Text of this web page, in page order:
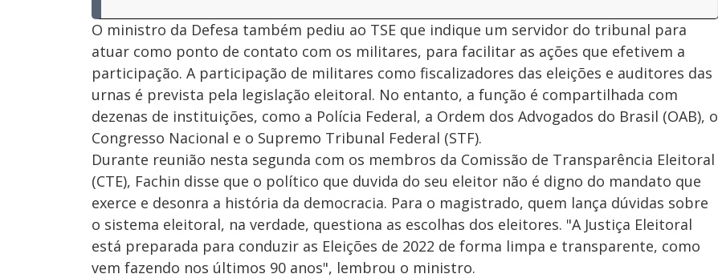
O ministro da Defesa também pediu ao TSE que indique um servidor do tribunal para
atuar como ponto de contato com os militares, para facilitar as ações que efetivem a
participação. A participação de militares como fiscalizadores das eleições e auditores das
urnas é prevista pela legislação eleitoral. No entanto, a função é compartilhada com
dezenas de instituições, como a Polícia Federal, a Ordem dos Advogados do Brasil (OAB), o
Congresso Nacional e o Supremo Tribunal Federal (STF).
Durante reunião nesta segunda com os membros da Comissão de Transparência Eleitoral
(CTE), Fachin disse que o político que duvida do seu eleitor não é digno do mandato que
exerce e desonra a história da democracia. Para o magistrado, quem lança dúvidas sobre
o sistema eleitoral, na verdade, questiona as escolhas dos eleitores. "A Justiça Eleitoral
está preparada para conduzir as Eleições de 2022 de forma limpa e transparente, como
vem fazendo nos últimos 90 anos", lembrou o ministro.